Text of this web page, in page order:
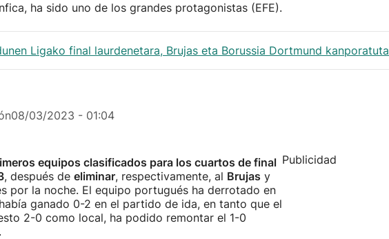
ha sido uno de los grandes protagonistas (EFE).
Ligako final laurdenetara, Brujas eta Borussia Dortmund kanporatuta
08/03/2023 - 01:04
equipos clasificados para los cuartos de final
, después de eliminar, respectivamente, al Brujas y
por la noche. El equipo portugués ha derrotado en
ganado 0-2 en el partido de ida, en tanto que el
2-0 como local, ha podido remontar el 1-0
Publicidad